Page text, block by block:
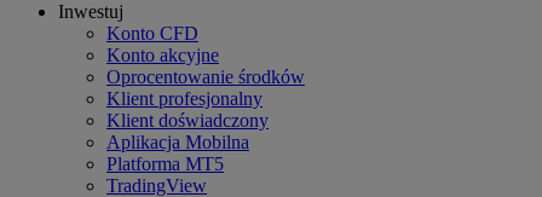
Inwestuj
Konto CFD
Konto akcyjne
Oprocentowanie środków
Klient profesjonalny
Klient doświadczony
Aplikacja Mobilna
Platforma MT5
TradingView